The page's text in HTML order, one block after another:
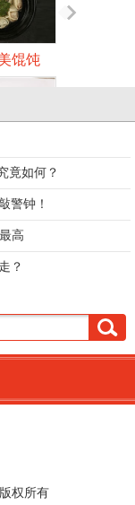
馄饨
馄饨
竟如何？
警钟！
高
？
权所有